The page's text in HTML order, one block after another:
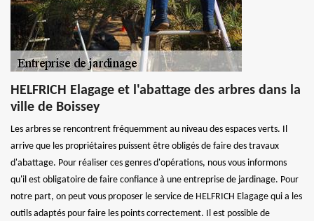
HELFRICH Elagage et l'abattage des arbres dans la
ville de Boissey
Les arbres se rencontrent fréquemment au niveau des espaces verts. Il
arrive que les propriétaires puissent être obligés de faire des travaux
d'abattage. Pour réaliser ces genres d'opérations, nous vous informons
qu'il est obligatoire de faire confiance à une entreprise de jardinage. Pour
notre part, on peut vous proposer le service de HELFRICH Elagage qui a les
outils adaptés pour faire les points correctement. Il est possible de